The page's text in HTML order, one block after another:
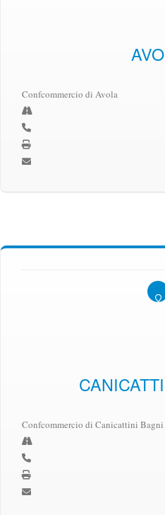
Confcommercio di Avola
Confcommercio di Canicattini Bagni